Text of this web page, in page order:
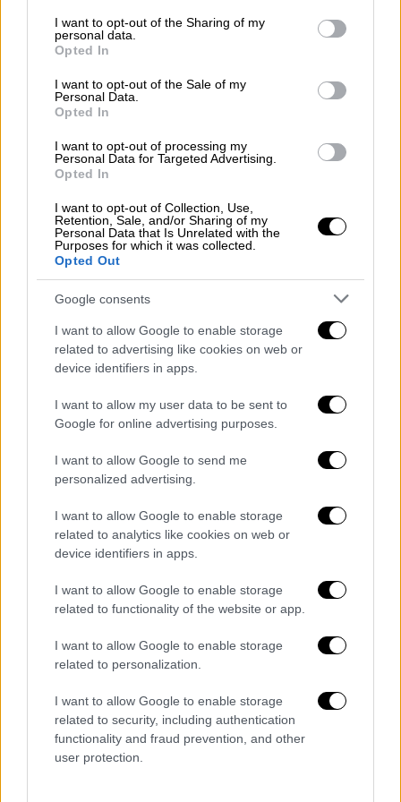
not limited to your visit or usage behaviour. You may click to
grant or deny consent to Google and its third-party tags to
use your data for below specified purposes in below Google
consent section.
I want to opt-out of the Sharing of my
personal data.
Opted In
I want to opt-out of the Sale of my
Personal Data.
Opted In
I want to opt-out of processing my
Personal Data for Targeted Advertising.
Opted In
I want to opt-out of Collection, Use,
Retention, Sale, and/or Sharing of my
Personal Data that Is Unrelated with the
Purposes for which it was collected.
Opted Out
Google consents
I want to allow Google to enable storage
related to advertising like cookies on web or
device identifiers in apps.
I want to allow my user data to be sent to
Google for online advertising purposes.
I want to allow Google to send me
personalized advertising.
I want to allow Google to enable storage
related to analytics like cookies on web or
device identifiers in apps.
I want to allow Google to enable storage
related to functionality of the website or app.
I want to allow Google to enable storage
related to personalization.
I want to allow Google to enable storage
related to security, including authentication
functionality and fraud prevention, and other
user protection.
Πολλά καταστήματα έχουν υποστεί
εκτεταμένες ζημιέςσε εμπορεύματα και
μηχανήματα λόγω του νερού. Έχουν ήδη
απομακρυνθεί τα κατεστραμμένα
αυτοκίνητα, που παρέσυρε ο χείμαρρος της
νεροποντής από την υπερχείλιση του
video
Για έναν μήνα σε κατάσταση
έκτακτης ανάγκης η Μύκονος
Επιχειρηματίες, κάτοικοι και συνεργεία του
Δήμου Μυκόνουκαι της Πολιτικής
καταστροφές, παρότι η κατάσταση στο νησί
των ανέμων είναι καλύτερη από αυτήν της
Πάρου.Χρειάστηκαν 30 μηχανήματα του
Δήμουγια να αποκαταστήσουν τα
σε καταστήματα.
Στη δυσχερή κατάσταση στην οποία
βρίσκεται η